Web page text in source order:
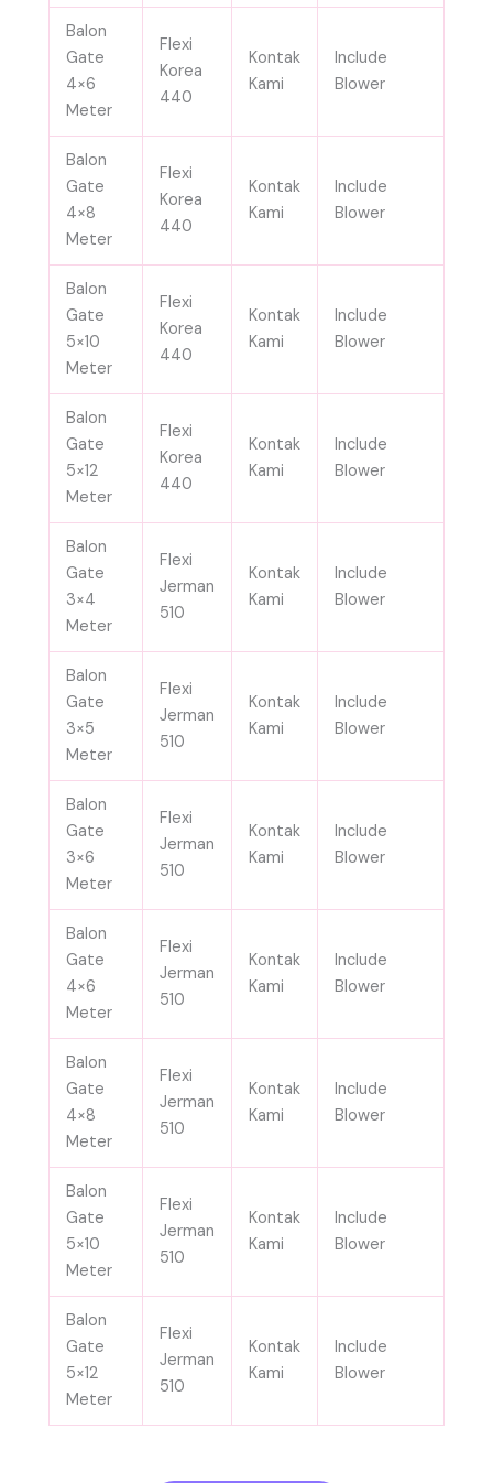
Balon
Gate
4×6
Meter
Flexi
Korea
440
Kontak
Kami
Include
Blower
Balon
Gate
4×8
Meter
Flexi
Korea
440
Kontak
Kami
Include
Blower
Balon
Gate
5×10
Meter
Flexi
Korea
440
Kontak
Kami
Include
Blower
Balon
Gate
5×12
Meter
Flexi
Korea
440
Kontak
Kami
Include
Blower
Balon
Gate
3×4
Meter
Flexi
Jerman
510
Kontak
Kami
Include
Blower
Balon
Gate
3×5
Meter
Flexi
Jerman
510
Kontak
Kami
Include
Blower
Balon
Gate
3×6
Meter
Flexi
Jerman
510
Kontak
Kami
Include
Blower
Balon
Gate
4×6
Meter
Flexi
Jerman
510
Kontak
Kami
Include
Blower
Balon
Gate
4×8
Meter
Flexi
Jerman
510
Kontak
Kami
Include
Blower
Balon
Gate
5×10
Meter
Flexi
Jerman
510
Kontak
Kami
Include
Blower
Balon
Gate
5×12
Meter
Flexi
Jerman
510
Kontak
Kami
Include
Blower